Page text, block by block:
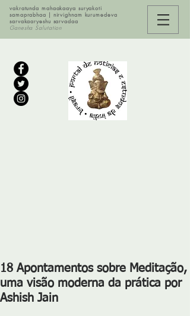
vakratunda mahaakaaya suryakoti
samaprabhaa | nirvighnam kurumedeva
sarvakaaryeshu sarvadaa
Ganesha Salutation
18 Apontamentos sobre Meditação,
uma visão moderna da prática por
Ashish Jain